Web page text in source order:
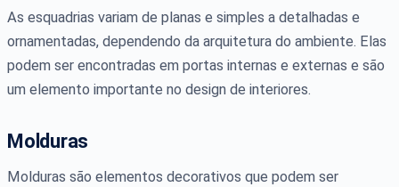
As esquadrias variam de planas e simples a detalhadas e
ornamentadas, dependendo da arquitetura do ambiente. Elas
podem ser encontradas em portas internas e externas e são
um elemento importante no design de interiores.
Molduras
Molduras são elementos decorativos que podem ser